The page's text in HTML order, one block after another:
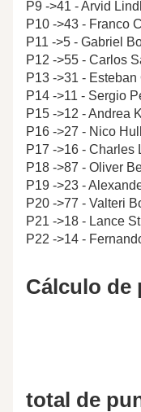
P9 ->41 - Arvid
P10 ->43 - Franco
P11 ->5 - Gabriel
P12 ->55 - Carlos
P13 ->31 - Esteban
P14 ->11 - Sergio
P15 ->12 - Andrea
P16 ->27 - Nico
P17 ->16 - Charles
P18 ->87 - Oliver
P19 ->23 -
P20 ->77 - Valteri
P21 ->18 - Lance
P22 ->14 -
Cálculo de
total de